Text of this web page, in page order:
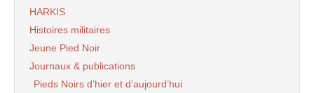
HARKIS
Histoires militaires
Jeune Pied Noir
Journaux & publications
Pieds Noirs d’hier et d’aujourd’hui